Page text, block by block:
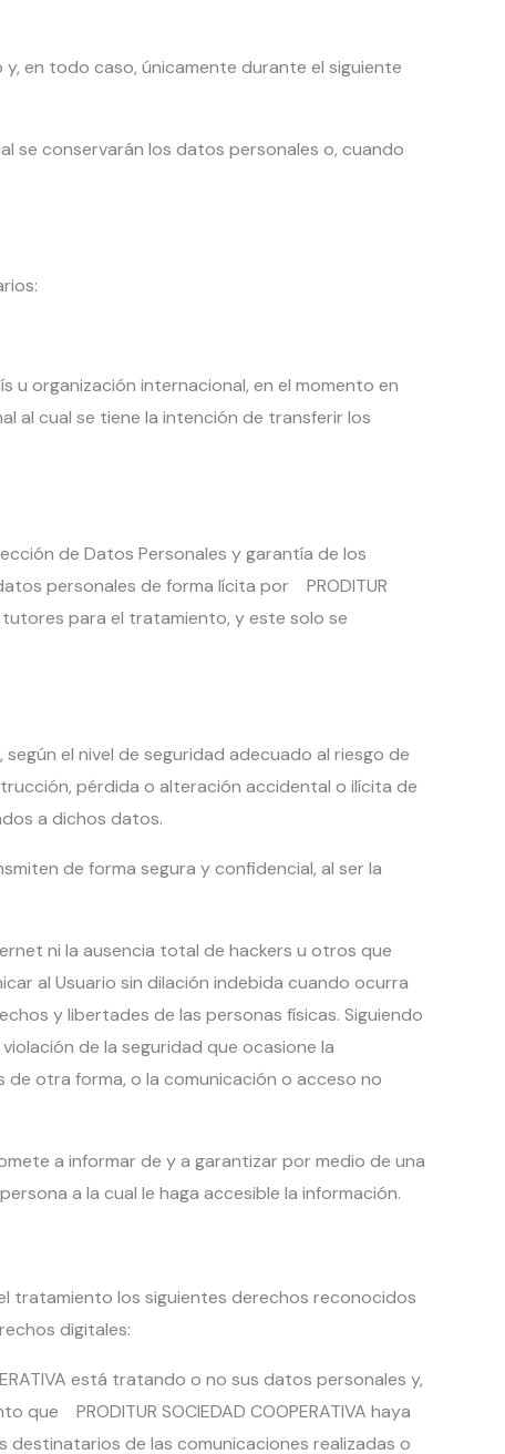
en todo caso, únicamente durante el siguiente
se conservarán los datos personales o, cuando
organización internacional, en el momento en
al cual se tiene la intención de transferir los
de Datos Personales y garantía de los
personales de forma lícita por PRODITUR
tutores para el tratamiento, y este solo se
según el nivel de seguridad adecuado al riesgo de
pérdida o alteración accidental o ilícita de
a dichos datos.
de forma segura y confidencial, al ser la
ni la ausencia total de hackers u otros que
al Usuario sin dilación indebida cuando ocurra
y libertades de las personas físicas. Siguiendo
de la seguridad que ocasione la
otra forma, o la comunicación o acceso no
a informar de y a garantizar por medio de una
a la cual le haga accesible la información.
tratamiento los siguientes derechos reconocidos
digitales:
está tratando o no sus datos personales y,
PRODITUR SOCIEDAD COOPERATIVA haya
de las comunicaciones realizadas o